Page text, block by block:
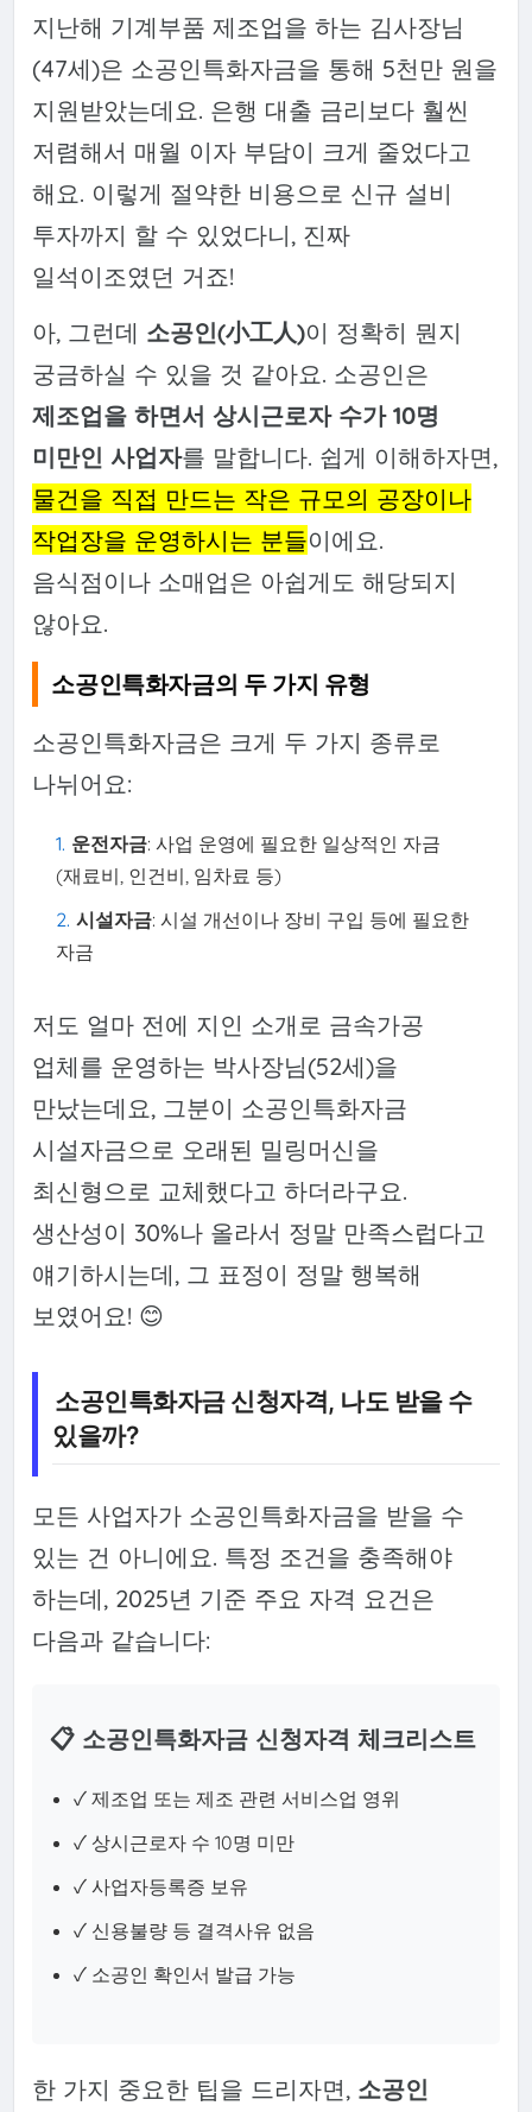
지난해 기계부품 제조업을 하는 김사장님
(47세)은 소공인특화자금을 통해 5천만 원을
지원받았는데요. 은행 대출 금리보다 훨씬
저렴해서 매월 이자 부담이 크게 줄었다고
해요. 이렇게 절약한 비용으로 신규 설비
투자까지 할 수 있었다니, 진짜
일석이조였던 거죠!
아, 그런데 소공인(小工人)이 정확히 뭔지
궁금하실 수 있을 것 같아요. 소공인은
제조업을 하면서 상시근로자 수가 10명
미만인 사업자를 말합니다. 쉽게 이해하자면,
물건을 직접 만드는 작은 규모의 공장이나
작업장을 운영하시는 분들이에요.
음식점이나 소매업은 아쉽게도 해당되지
않아요.
소공인특화자금의 두 가지 유형
소공인특화자금은 크게 두 가지 종류로
나뉘어요:
운전자금: 사업 운영에 필요한 일상적인 자금
(재료비, 인건비, 임차료 등)
시설자금: 시설 개선이나 장비 구입 등에 필요한
자금
저도 얼마 전에 지인 소개로 금속가공
업체를 운영하는 박사장님(52세)을
만났는데요, 그분이 소공인특화자금
시설자금으로 오래된 밀링머신을
최신형으로 교체했다고 하더라구요.
생산성이 30%나 올라서 정말 만족스럽다고
얘기하시는데, 그 표정이 정말 행복해
보였어요! 😊
소공인특화자금 신청자격, 나도 받을 수
있을까?
모든 사업자가 소공인특화자금을 받을 수
있는 건 아니에요. 특정 조건을 충족해야
하는데, 2025년 기준 주요 자격 요건은
다음과 같습니다:
📋 소공인특화자금 신청자격 체크리스트
✓ 제조업 또는 제조 관련 서비스업 영위
✓ 상시근로자 수 10명 미만
✓ 사업자등록증 보유
✓ 신용불량 등 결격사유 없음
✓ 소공인 확인서 발급 가능
한 가지 중요한 팁을 드리자면, 소공인